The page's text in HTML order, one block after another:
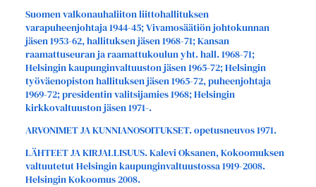
Suomen valkonauhaliiton liittohallituksen
varapuheenjohtaja 1944-45; Vivamosäätiön johtokunnan
jäsen 1953-62, hallituksen jäsen 1968-71; Kansan
raamattuseuran ja raamattukoulun yht. hall. 1968-71;
Helsingin kaupunginvaltuuston jäsen 1965-72; Helsingin
työväenopiston hallituksen jäsen 1965-72, puheenjohtaja
1969-72; presidentin valitsijamies 1968; Helsingin
kirkkovaltuuston jäsen 1971-.
ARVONIMET JA KUNNIANOSOITUKSET. opetusneuvos 1971.
LÄHTEET JA KIRJALLISUUS. Kalevi Oksanen, Kokoomuksen
valtuutetut Helsingin kaupunginvaltuustossa 1919-2008.
Helsingin Kokoomus 2008.